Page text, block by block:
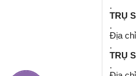
.
TRỤ
.
Địa
.
TRỤ
.